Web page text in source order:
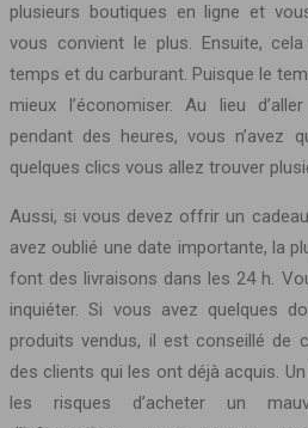
plusieurs boutiques en ligne et
vous convient le plus. Ensuite,
temps et du carburant. Puisque le
mieux l’économiser. Au lieu
pendant des heures, vous n’avez
quelques clics vous allez trouver
Aussi, si vous devez offrir un
avez oublié une date importante, la
font des livraisons dans les 24 h.
inquiéter. Si vous avez quelques
produits vendus, il est conseillé de
des clients qui les ont déjà acquis.
les risques d’acheter un